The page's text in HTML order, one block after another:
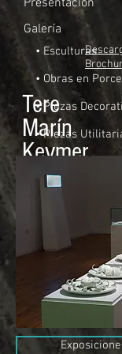
Tere
Marín
Keymer
Presentación
Galería
• Esculturas
• Obras en
• Piezas
• Piezas